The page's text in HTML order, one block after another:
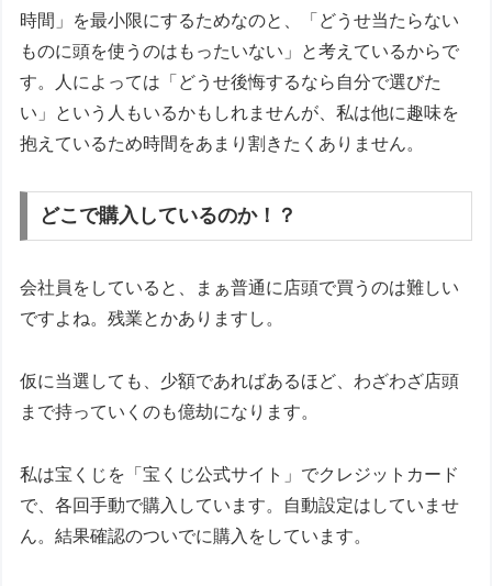
時間」を最小限にするためなのと、「どうせ当たらない
ものに頭を使うのはもったいない」と考えているからで
す。人によっては「どうせ後悔するなら自分で選びた
い」という人もいるかもしれませんが、私は他に趣味を
抱えているため時間をあまり割きたくありません。
どこで購入しているのか！？
会社員をしていると、まぁ普通に店頭で買うのは難しい
ですよね。残業とかありますし。
仮に当選しても、少額であればあるほど、わざわざ店頭
まで持っていくのも億劫になります。
私は宝くじを「宝くじ公式サイト」でクレジットカード
で、各回手動で購入しています。自動設定はしていませ
ん。結果確認のついでに購入をしています。